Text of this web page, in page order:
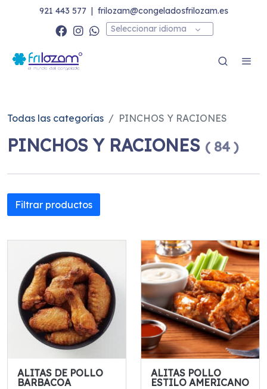
921 443 577 | frilozam@congeladosfrilozam.es
Seleccionar idioma
Todas las categorías PINCHOS Y RACIONES
PINCHOS Y RACIONES ( 84 )
Filtrar productos
ALITAS DE POLLO
BARBACOA
ALITAS POLLO
ESTILO AMERICANO